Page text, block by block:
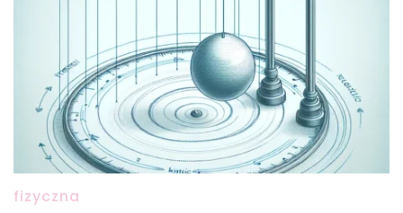
fizyczna